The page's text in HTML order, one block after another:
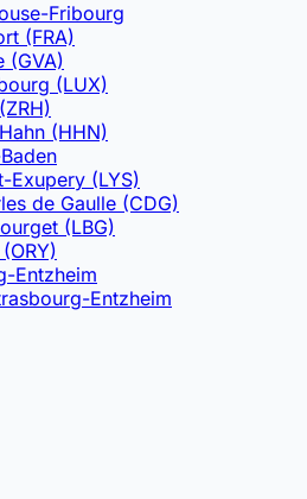
Fribourg
(FRA)
(GVA)
(LUX)
(HHN)
Exupery (LYS)
de Gaulle (CDG)
(LBG)
Entzheim
Entzheim